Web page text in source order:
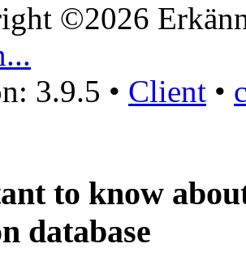
©2026
3.9.5 • Client •
to know
database